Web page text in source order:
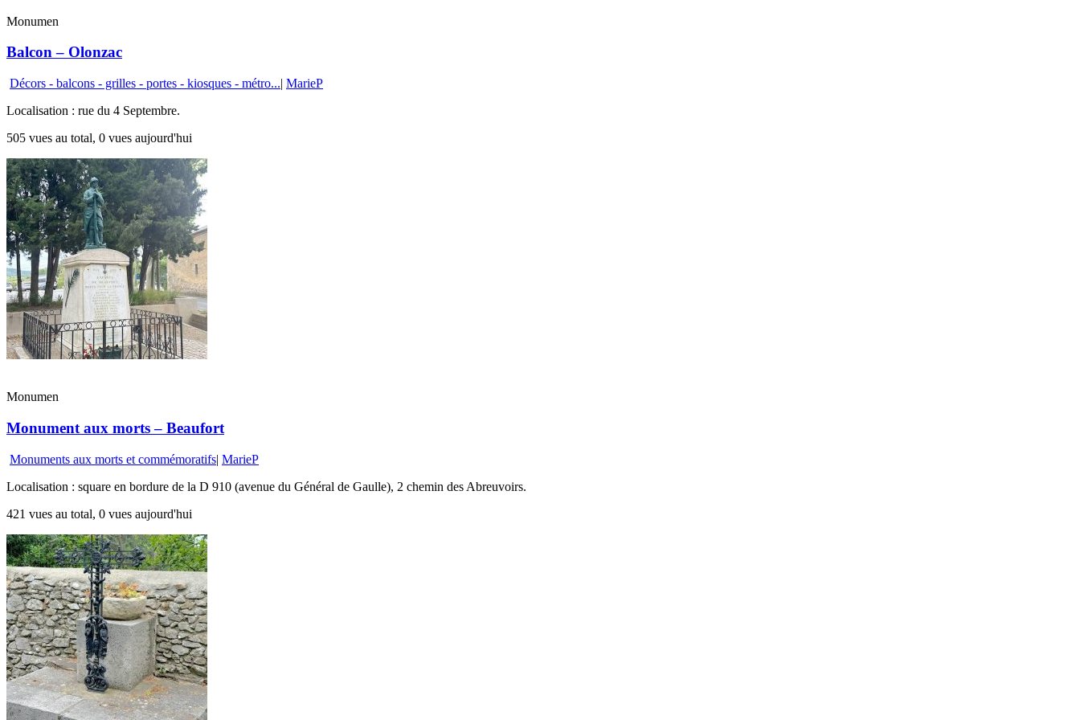
Monumen
Balcon – Olonzac
Décors - balcons - grilles - portes - kiosques - métro...| MarieP
Localisation : rue du 4 Septembre.
505 vues au total, 0 vues aujourd'hui
Monumen
Monument aux morts – Beaufort
Monuments aux morts et commémoratifs| MarieP
Localisation : square en bordure de la D 910 (avenue du Général de Gaulle), 2 chemin des Abreuvoirs.
421 vues au total, 0 vues aujourd'hui